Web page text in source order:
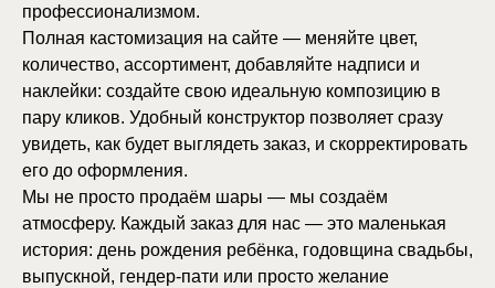
профессионализмом.
Полная кастомизация на сайте — меняйте цвет,
количество, ассортимент, добавляйте надписи и
наклейки: создайте свою идеальную композицию в
пару кликов. Удобный конструктор позволяет сразу
увидеть, как будет выглядеть заказ, и скорректировать
его до оформления.
Мы не просто продаём шары — мы создаём
атмосферу. Каждый заказ для нас — это маленькая
история: день рождения ребёнка, годовщина свадьбы,
выпускной, гендер-пати или просто желание